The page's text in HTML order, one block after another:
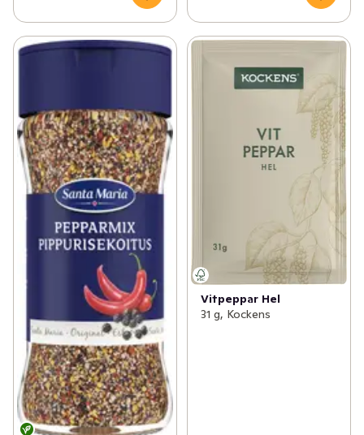
Vitpeppar Hel
31 g, Kockens